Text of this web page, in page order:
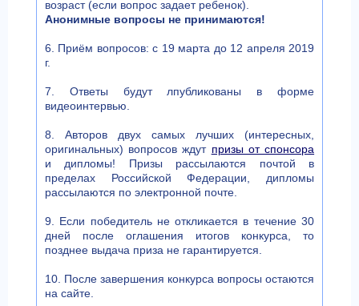
возраст (если вопрос задает ребенок).
Анонимные вопросы не принимаются!
6. Приём вопросов: с 19 марта до 12 апреля 2019
г.
7. Ответы будут лпубликованы в форме
видеоинтервью.
8. Авторов двух самых лучших (интересных,
оригинальных) вопросов ждут призы от спонсора
и дипломы! Призы рассылаются почтой в
пределах Российской Федерации, дипломы
рассылаются по электронной почте.
9. Если победитель не откликается в течение 30
дней после оглашения итогов конкурса, то
позднее выдача приза не гарантируется.
10. После завершения конкурса вопросы остаются
на сайте.